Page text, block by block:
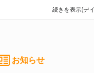
続きを表示(デ
お知らせ